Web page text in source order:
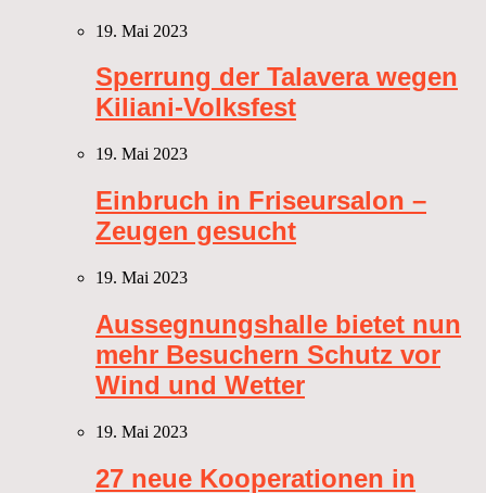
19. Mai 2023
Sperrung der Talavera wegen
Kiliani-Volksfest
19. Mai 2023
Einbruch in Friseursalon –
Zeugen gesucht
19. Mai 2023
Aussegnungshalle bietet nun
mehr Besuchern Schutz vor
Wind und Wetter
19. Mai 2023
27 neue Kooperationen in